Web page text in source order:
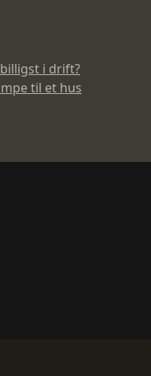
i drift?
til et hus